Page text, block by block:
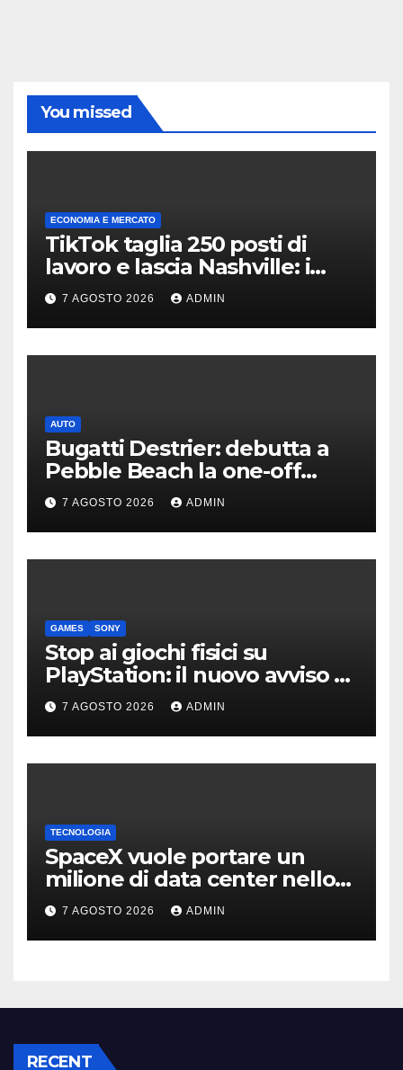
You missed
ECONOMIA E MERCATO
TikTok taglia 250 posti di
lavoro e lascia Nashville: i
motivi della scelta
7 AGOSTO 2026 ADMIN
AUTO
Bugatti Destrier: debutta a
Pebble Beach la one-off
derivata dalla Bolide
7 AGOSTO 2026 ADMIN
GAMES SONY
Stop ai giochi fisici su
PlayStation: il nuovo avviso di
Sony è l’ennesima conferma
7 AGOSTO 2026 ADMIN
TECNOLOGIA
SpaceX vuole portare un
milione di data center nello
spazio: Nvidia sarà il cervello
7 AGOSTO 2026 ADMIN
RECENT